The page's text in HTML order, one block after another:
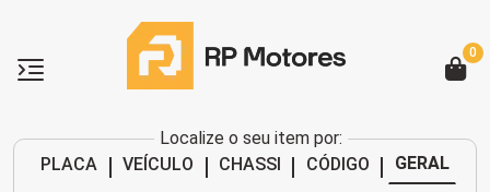
Localize o seu item por:
PLACA
| VEÍCULO | CHASSI | CÓDIGO | GERAL
0